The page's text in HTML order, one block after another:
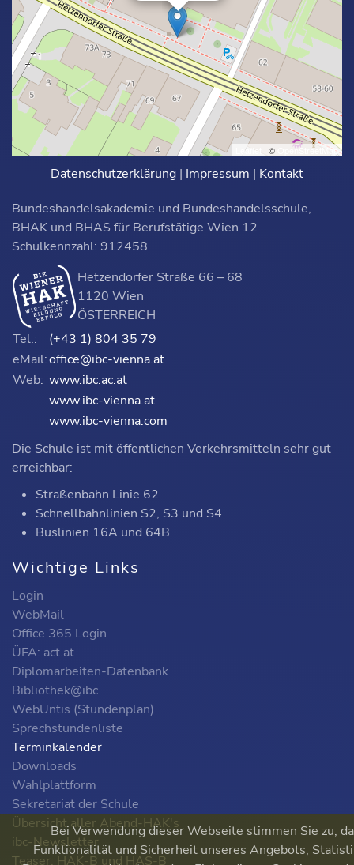
Leaflet | © OpenStreetMap
Datenschutzerklärung | Impressum | Kontakt
Bundeshandelsakademie und Bundeshandelsschule,
BHAK und BHAS für Berufstätige Wien 12
Schulkennzahl: 912458
Hetzendorfer Straße 66 – 68
1120 Wien
ÖSTERREICH
Tel.:
(+43 1) 804 35 79
eMail:office@ibc-vienna.at
Web: www.ibc.ac.at
www.ibc-vienna.at
www.ibc-vienna.com
Die Schule ist mit öffentlichen Verkehrsmitteln sehr gut
erreichbar:
Straßenbahn Linie 62
Schnellbahnlinien S2, S3 und S4
Buslinien 16A und 64B
Wichtige Links
Login
WebMail
Office 365 Login
ÜFA: act.at
Diplomarbeiten-Datenbank
Bibliothek@ibc
WebUntis (Stundenplan)
Sprechstundenliste
Terminkalender
Downloads
Wahlplattform
Sekretariat der Schule
Übersicht aller Abend-HAK's
ibc-Newsletter
Teaser: HAK-B und HAS-B
Bei Verwendung dieser Webseite stimmen Sie zu,
Funktionalität und Sicherheit unseres Angebots,